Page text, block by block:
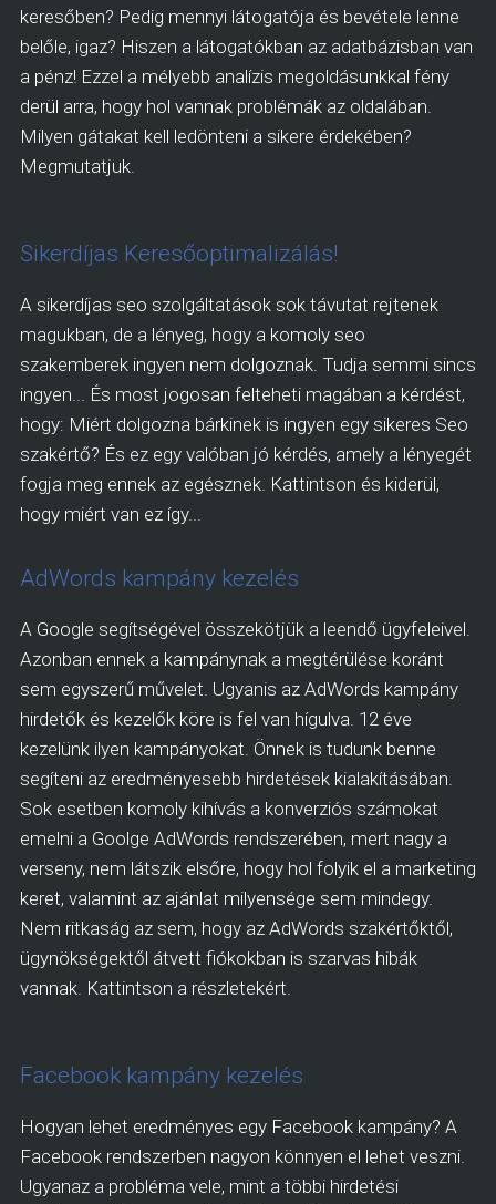
keresőben? Pedig mennyi látogatója és bevétele lenne
belőle, igaz? Hiszen a látogatókban az adatbázisban van
a pénz! Ezzel a mélyebb analízis megoldásunkkal fény
derül arra, hogy hol vannak problémák az oldalában.
Milyen gátakat kell ledönteni a sikere érdekében?
Megmutatjuk.
Sikerdíjas Keresőoptimalizálás!
A sikerdíjas seo szolgáltatások sok távutat rejtenek
magukban, de a lényeg, hogy a komoly seo
szakemberek ingyen nem dolgoznak. Tudja semmi sincs
ingyen... És most jogosan felteheti magában a kérdést,
hogy: Miért dolgozna bárkinek is ingyen egy sikeres Seo
szakértő? És ez egy valóban jó kérdés, amely a lényegét
fogja meg ennek az egésznek. Kattintson és kiderül,
hogy miért van ez így...
AdWords kampány kezelés
A Google segítségével összekötjük a leendő ügyfeleivel.
Azonban ennek a kampánynak a megtérülése koránt
sem egyszerű művelet. Ugyanis az AdWords kampány
hirdetők és kezelők köre is fel van hígulva. 12 éve
kezelünk ilyen kampányokat. Önnek is tudunk benne
segíteni az eredményesebb hirdetések kialakításában.
Sok esetben komoly kihívás a konverziós számokat
emelni a Goolge AdWords rendszerében, mert nagy a
verseny, nem látszik elsőre, hogy hol folyik el a marketing
keret, valamint az ajánlat milyensége sem mindegy.
Nem ritkaság az sem, hogy az AdWords szakértőktől,
ügynökségektől átvett fiókokban is szarvas hibák
vannak. Kattintson a részletekért.
Facebook kampány kezelés
Hogyan lehet eredményes egy Facebook kampány? A
Facebook rendszerben nagyon könnyen el lehet veszni.
Ugyanaz a probléma vele, mint a többi hirdetési